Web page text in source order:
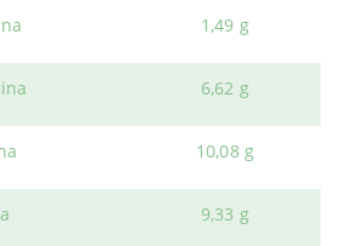
1,49 g
6,62 g
10,08 g
9,33 g